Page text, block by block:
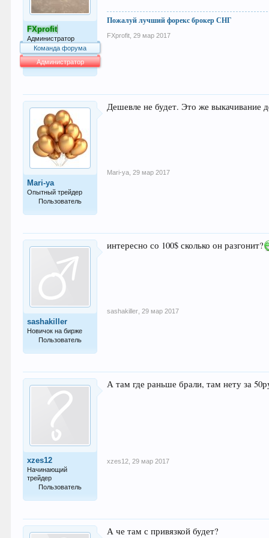
FXprofit
Администратор
Команда форума
Администратор
Пожалуй лучший форекс брокер СНГ
FXprofit 29 мар 2017
Mari-ya
Опытный трейдер
Пользователь
Дешевле не будет. Это же выкачивание
Mari-ya 29 мар 2017
sashakiller
Новичок на бирже
Пользователь
интересно со 100$ сколько он разгонит?
sashakiller 29 мар 2017
xzes12
Начинающий
трейдер
Пользователь
А там где раньше брали, там нету за
xzes12 29 мар 2017
А че там с привязкой будет?